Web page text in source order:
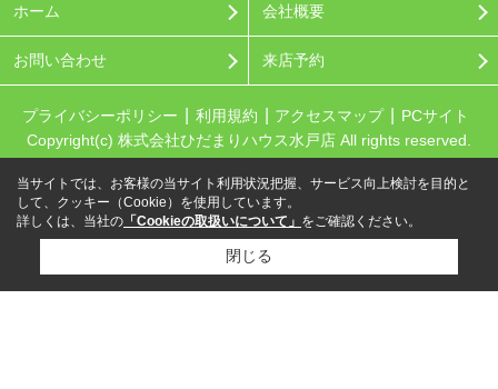
ホーム 会社概要
お問い合わせ 来店予約
プライバシーポリシー 利用規約 アクセスマップ
PCサイト
Copyright(c) 株式会社ひだまりハウス水戸店 All rights reserved.
当サイトでは、お客様の当サイト利用状況把握、サービス向上検討を目的と
して、クッキー（Cookie）を使用しています。
詳しくは、当社の 「Cookieの取扱いについて」 をご確認ください。
閉じる